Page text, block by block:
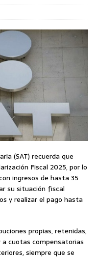
(SAT) recuerda que
Fiscal 2025, por lo
ingresos de hasta 35
su situación fiscal
y realizar el pago hasta
propias, retenidas,
cuotas compensatorias
siempre que se